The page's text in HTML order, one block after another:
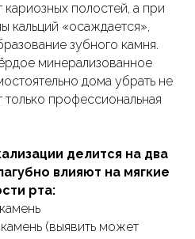
полостей, а при
кальций «осаждается»,
зубного камня.
минерализованное
дома убрать не
профессиональная
делится на два
влияют на мягкие
рта:
(выявить может